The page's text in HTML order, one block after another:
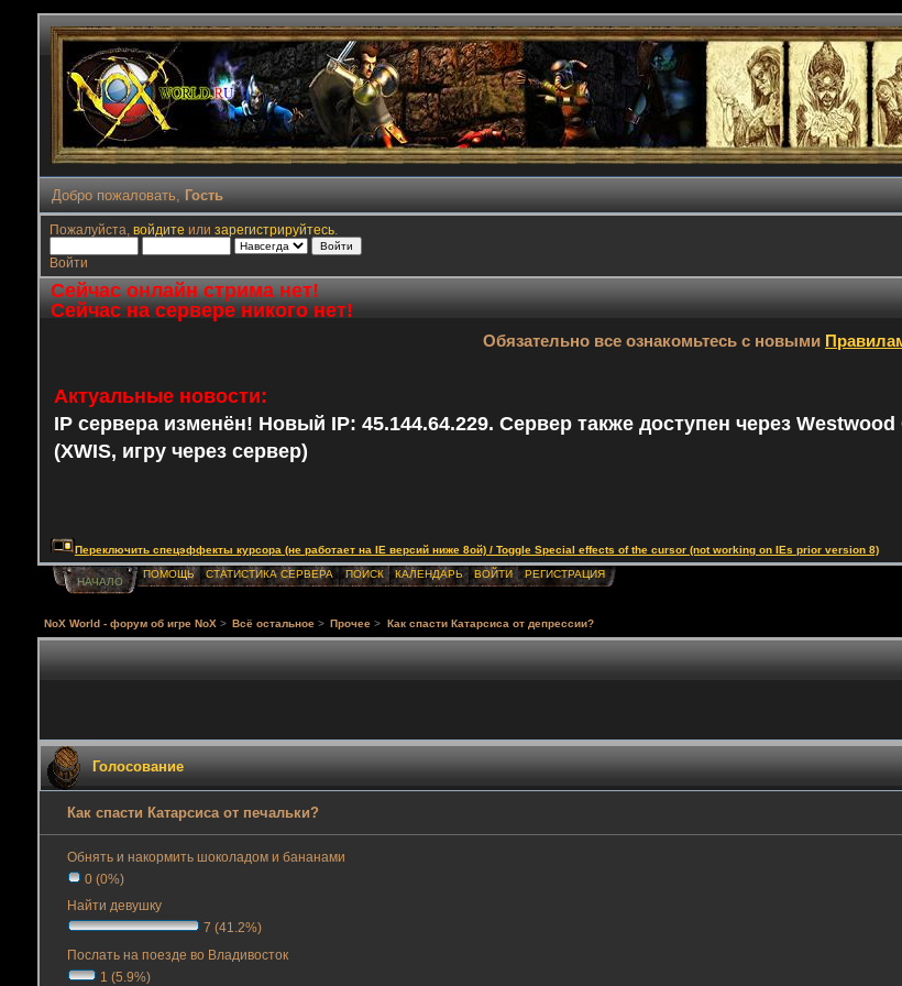
Добро пожаловать, Гость
Пожалуйста, войдите или зарегистрируйтесь.
Войти
Сейчас онлайн стрима нет!
Сейчас на сервере никого нет!
Обязательно все ознакомьтесь с новыми
Актуальные новости:
IP сервера изменён! Новый IP: 45.144.64.229. Сервер также доступен через Westwood
(XWIS, игру через сервер)
Переключить спецэффекты курсора (не работает на IE версий ниже 8ой) / Toggle Special effects of the cursor (not working on IEs prior version 8)
НАЧАЛО
ПОМОЩЬ СТАТИСТИКА СЕРВЕРА ПОИСК КАЛЕНДАРЬ ВОЙТИ РЕГИСТРАЦИЯ
NoX World - форум об игре NoX > Всё остальное > Прочее > Как спасти Катарсиса от депрессии?
Голосование
Как спасти Катарсиса от печальки?
Обнять и накормить шоколадом и бананами
0 (0%)
Найти девушку
7 (41.2%)
Послать на поезде во Владивосток
1 (5.9%)